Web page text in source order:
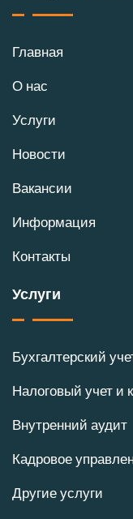
Главная
О нас
Услуги
Новости
Вакансии
Информация
Контакты
Услуги
Бухгалтерский
Налоговый учет и
Внутренний аудит
Кадровое
Другие услуги